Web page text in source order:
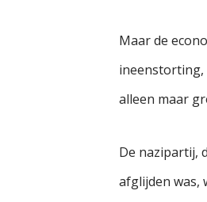
Maar de
ineenstorting,
alleen maar
De nazipartij,
afglijden was,